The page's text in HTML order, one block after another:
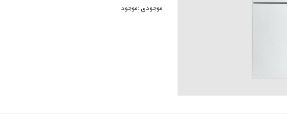
موجودی :موجود